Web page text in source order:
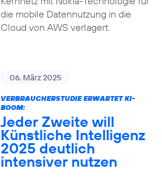
die mobile Datennutzung in die
Cloud von AWS verlagert.
06. März 2025
VERBRAUCHERSTUDIE ERWARTET KI-
BOOM:
Jeder Zweite will
Künstliche Intelligenz
2025 deutlich
intensiver nutzen